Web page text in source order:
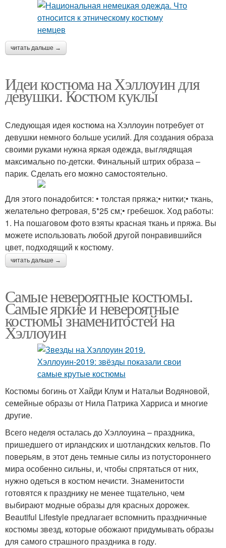
читать дальше →
Идеи костюма на Хэллоуин для
девушки. Костюм куклы
Следующая идея костюма на Хэллоуин потребует от
девушки немного больше усилий. Для создания образа
своими руками нужна яркая одежда, выглядящая
максимально по-детски. Финальный штрих образа –
парик. Сделать его можно самостоятельно.
Для этого понадобится: • толстая пряжа;• нитки;• ткань,
желательно фетровая, 5*25 см;• гребешок. Ход работы:
1. На пошаговом фото взяты красная ткань и пряжа. Вы
можете использовать любой другой понравившийся
цвет, подходящий к костюму.
читать дальше →
Самые невероятные костюмы.
Самые яркие и невероятные
костюмы знаменитостей на
Хэллоуин
Костюмы богинь от Хайди Клум и Натальи Водяновой,
семейные образы от Нила Патрика Харриса и многие
другие.
Всего неделя осталась до Хэллоуина – праздника,
пришедшего от ирландских и шотландских кельтов. По
поверьям, в этот день темные силы из потустороннего
мира особенно сильны, и, чтобы спрятаться от них,
нужно одеться в костюм нечисти. Знаменитости
готовятся к празднику не менее тщательно, чем
выбирают модные образы для красных дорожек.
Beautiful Lifestyle предлагает вспомнить праздничные
костюмы звезд, которые обожают придумывать образы
для самого страшного праздника в году.